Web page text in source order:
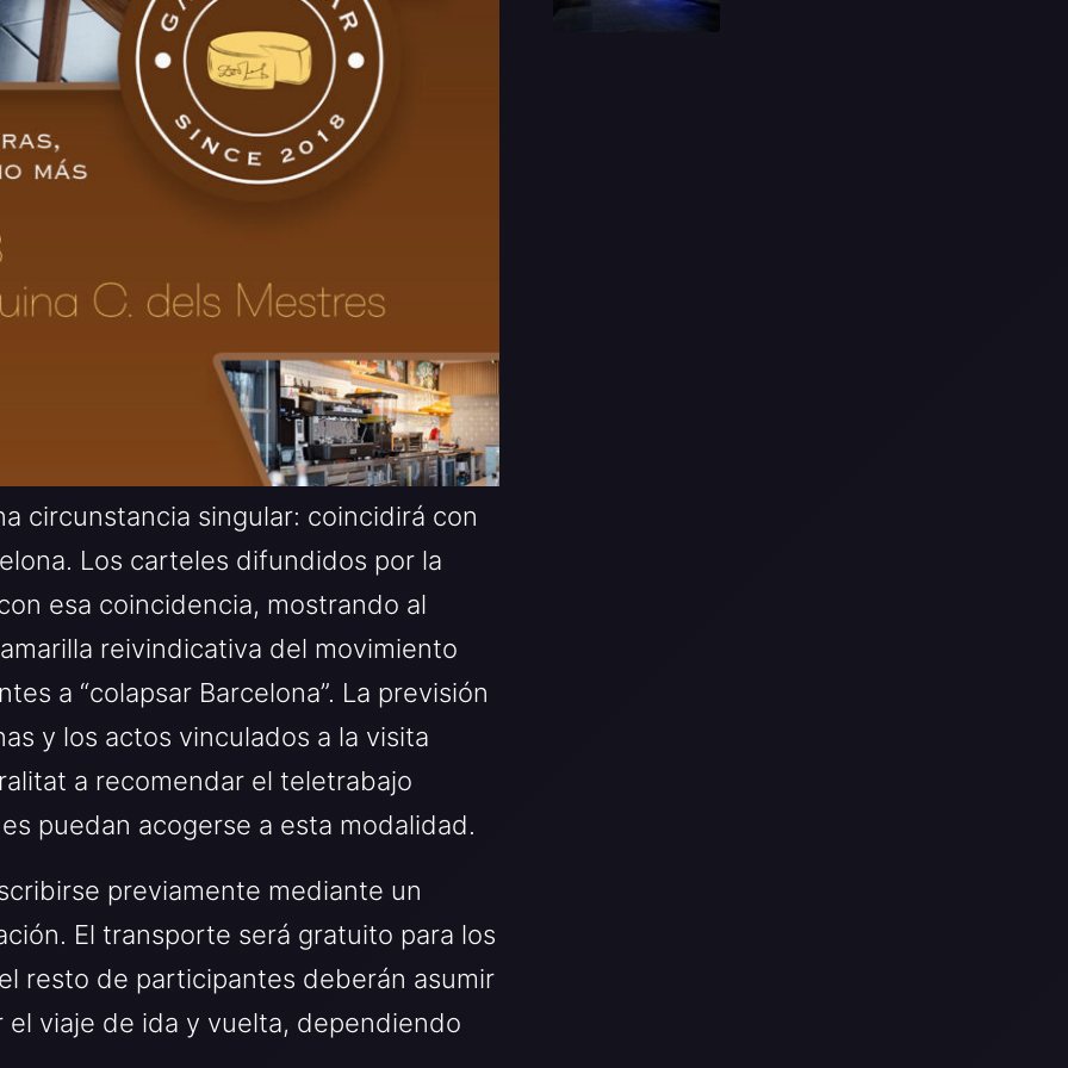
circunstancia singular: coincidirá con
Los carteles difundidos por la
esa coincidencia, mostrando al
reivindicativa del movimiento
a “colapsar Barcelona”. La previsión
y los actos vinculados a la visita
a recomendar el teletrabajo
puedan acogerse a esta modalidad.
previamente mediante un
El transporte será gratuito para los
resto de participantes deberán asumir
viaje de ida y vuelta, dependiendo